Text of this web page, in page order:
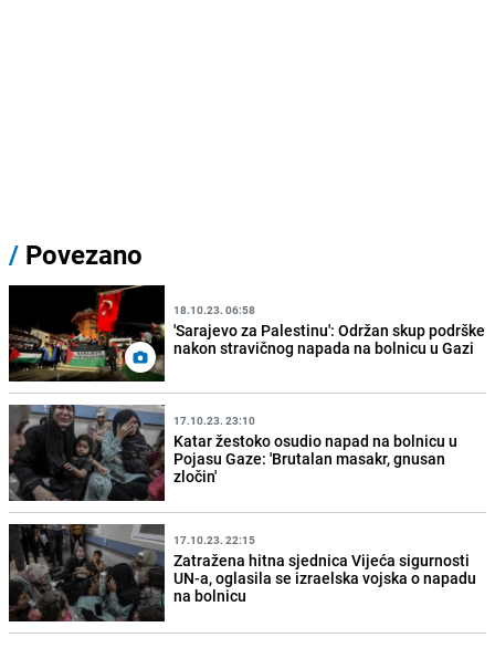
/ Povezano
18.10.23. 06:58
'Sarajevo za Palestinu': Održan skup podrške
nakon stravičnog napada na bolnicu u Gazi
17.10.23. 23:10
Katar žestoko osudio napad na bolnicu u
Pojasu Gaze: 'Brutalan masakr, gnusan
zločin'
17.10.23. 22:15
Zatražena hitna sjednica Vijeća sigurnosti
UN-a, oglasila se izraelska vojska o napadu
na bolnicu